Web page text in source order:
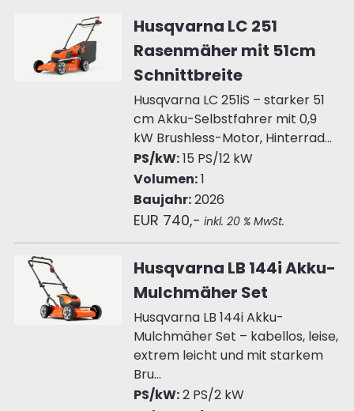
Husqvarna LC 251
Rasenmäher mit 51cm
Schnittbreite
Husqvarna LC 251iS – starker 51
cm Akku-Selbstfahrer mit 0,9
kW Brushless-Motor, Hinterrad...
PS/kW:15 PS/12 kW
Volumen:1
Baujahr:2026
EUR 740,- inkl. 20 % MwSt.
Husqvarna LB 144i Akku-
Mulchmäher Set
Husqvarna LB 144i Akku-
Mulchmäher Set – kabellos, leise,
extrem leicht und mit starkem
Bru...
PS/kW:2 PS/2 kW